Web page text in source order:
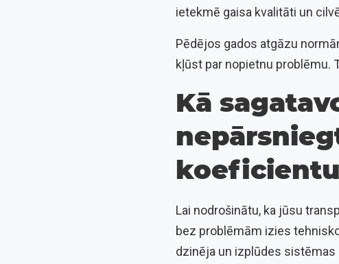
ietekmē gaisa kvalitāti un
Pēdējos gados atgāzu
kļūst par nopietnu problēmu.
Kā
Lai nodrošinātu, ka jūsu
bez problēmām izies
dzinēja un izplūdes